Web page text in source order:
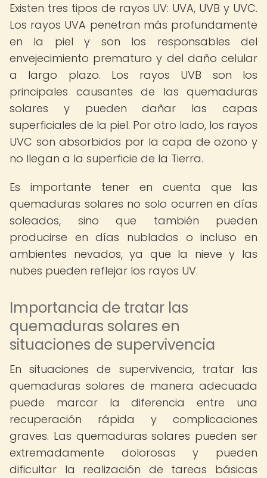
Existen tres tipos de rayos UV: UVA, UVB y UVC.
Los rayos UVA penetran más profundamente
en la piel y son los responsables del
envejecimiento prematuro y del daño celular
a largo plazo. Los rayos UVB son los
principales causantes de las quemaduras
solares y pueden dañar las capas
superficiales de la piel. Por otro lado, los rayos
UVC son absorbidos por la capa de ozono y
no llegan a la superficie de la Tierra.
Es importante tener en cuenta que las
quemaduras solares no solo ocurren en días
soleados, sino que también pueden
producirse en días nublados o incluso en
ambientes nevados, ya que la nieve y las
nubes pueden reflejar los rayos UV.
Importancia de tratar las
quemaduras solares en
situaciones de supervivencia
En situaciones de supervivencia, tratar las
quemaduras solares de manera adecuada
puede marcar la diferencia entre una
recuperación rápida y complicaciones
graves. Las quemaduras solares pueden ser
extremadamente dolorosas y pueden
dificultar la realización de tareas básicas